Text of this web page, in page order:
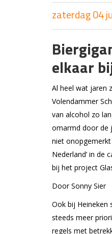
zaterdag 04
elkaar
Al heel wat jaren
Volendammer
van alcohol zo
omarmd door de
niet onopgemerkt
Nederland’ in de
bij het project
Door Sonny Sier
Ook bij Heineken
steeds meer
regels met